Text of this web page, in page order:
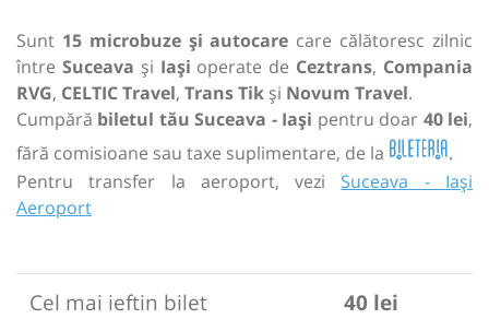
Sunt 15 microbuze și autocare care călătoresc zilnic
între Suceava și Iași operate de Ceztrans, Compania
RVG, CELTIC Travel, Trans Tik și Novum Travel.
Cumpără biletul tău Suceava - Iași pentru doar 40 lei,
fără comisioane sau taxe suplimentare, de la
.
Pentru transfer la aeroport, vezi Suceava - Iași
Aeroport
Cel mai ieftin bilet
40 lei